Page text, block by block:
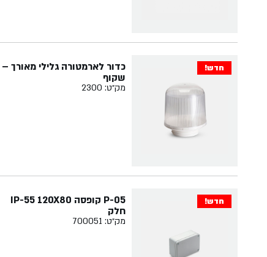
חדש!
כדור לארמטורה גלילי מאורך –
שקוף
מק״ט: 2300
חדש!
P-05 קופסה IP-55 120X80
חלק
מק״ט: 700051